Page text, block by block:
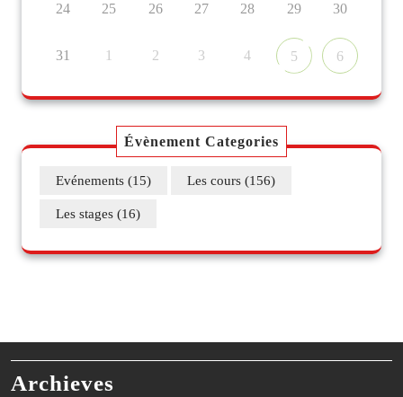
24 25 26 27 28 29 30
31 1 2 3 4 5 6
Évènement Categories
Evénements (15) Les cours (156)
Les stages (16)
Archieves